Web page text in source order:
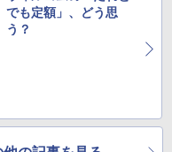
でも定額」、どう思
う？